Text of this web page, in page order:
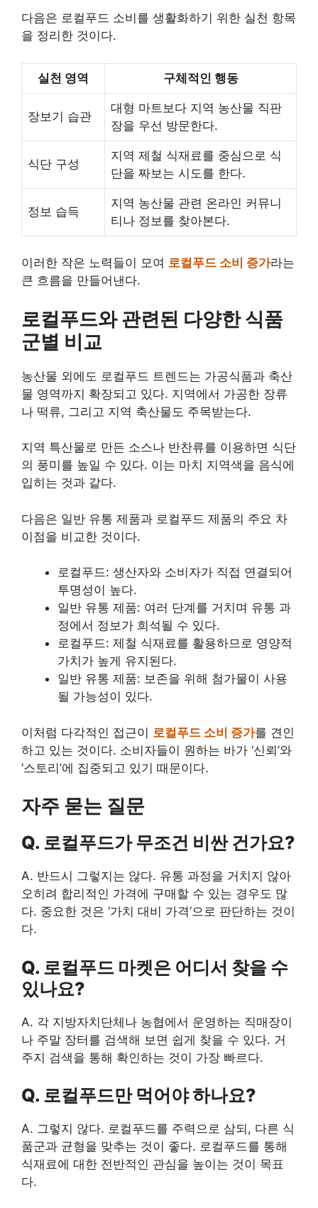
다음은 로컬푸드 소비를 생활화하기 위한 실천 항목
을 정리한 것이다.
실천 영역 구체적인 행동
장보기 습관
대형 마트보다 지역 농산물 직판
장을 우선 방문한다.
식단 구성
지역 제철 식재료를 중심으로 식
단을 짜보는 시도를 한다.
정보 습득
지역 농산물 관련 온라인 커뮤니
티나 정보를 찾아본다.
이러한 작은 노력들이 모여 로컬푸드 소비 증가라는
큰 흐름을 만들어낸다.
로컬푸드와 관련된 다양한 식품
군별 비교
농산물 외에도 로컬푸드 트렌드는 가공식품과 축산
물 영역까지 확장되고 있다. 지역에서 가공한 장류
나 떡류, 그리고 지역 축산물도 주목받는다.
지역 특산물로 만든 소스나 반찬류를 이용하면 식단
의 풍미를 높일 수 있다. 이는 마치 지역색을 음식에
입히는 것과 같다.
다음은 일반 유통 제품과 로컬푸드 제품의 주요 차
이점을 비교한 것이다.
로컬푸드: 생산자와 소비자가 직접 연결되어
투명성이 높다.
일반 유통 제품: 여러 단계를 거치며 유통 과
정에서 정보가 희석될 수 있다.
로컬푸드: 제철 식재료를 활용하므로 영양적
가치가 높게 유지된다.
일반 유통 제품: 보존을 위해 첨가물이 사용
될 가능성이 있다.
이처럼 다각적인 접근이 로컬푸드 소비 증가를 견인
하고 있는 것이다. 소비자들이 원하는 바가 ‘신뢰’와
‘스토리’에 집중되고 있기 때문이다.
자주 묻는 질문
Q. 로컬푸드가 무조건 비싼 건가요?
A. 반드시 그렇지는 않다. 유통 과정을 거치지 않아
오히려 합리적인 가격에 구매할 수 있는 경우도 많
다. 중요한 것은 ‘가치 대비 가격’으로 판단하는 것이
다.
Q. 로컬푸드 마켓은 어디서 찾을 수
있나요?
A. 각 지방자치단체나 농협에서 운영하는 직매장이
나 주말 장터를 검색해 보면 쉽게 찾을 수 있다. 거
주지 검색을 통해 확인하는 것이 가장 빠르다.
Q. 로컬푸드만 먹어야 하나요?
A. 그렇지 않다. 로컬푸드를 주력으로 삼되, 다른 식
품군과 균형을 맞추는 것이 좋다. 로컬푸드를 통해
식재료에 대한 전반적인 관심을 높이는 것이 목표
다.